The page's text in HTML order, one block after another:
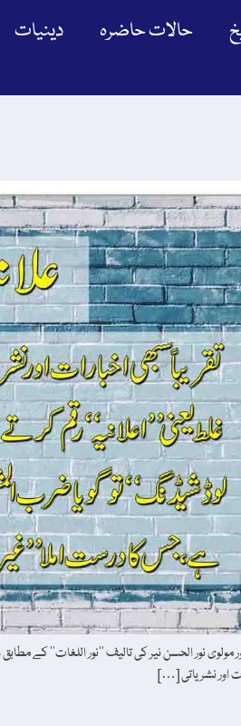
حالات حاضرہ دینیات
نور الحسن نیر کی تالیف ’’نور اللغات‘‘ کے مطابق
اور نشریاتی […]